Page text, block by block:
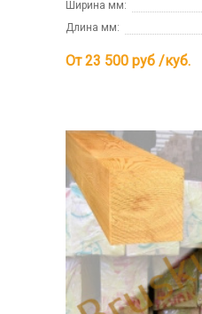
Ширина мм:
Длина мм:
От 23 500 руб /куб.